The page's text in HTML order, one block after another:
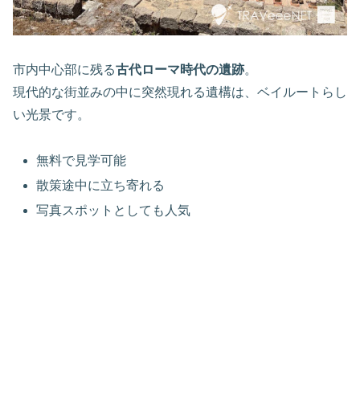
市内中心部に残る古代ローマ時代の遺跡。
現代的な街並みの中に突然現れる遺構は、ベイルートらし
い光景です。
無料で見学可能
散策途中に立ち寄れる
写真スポットとしても人気